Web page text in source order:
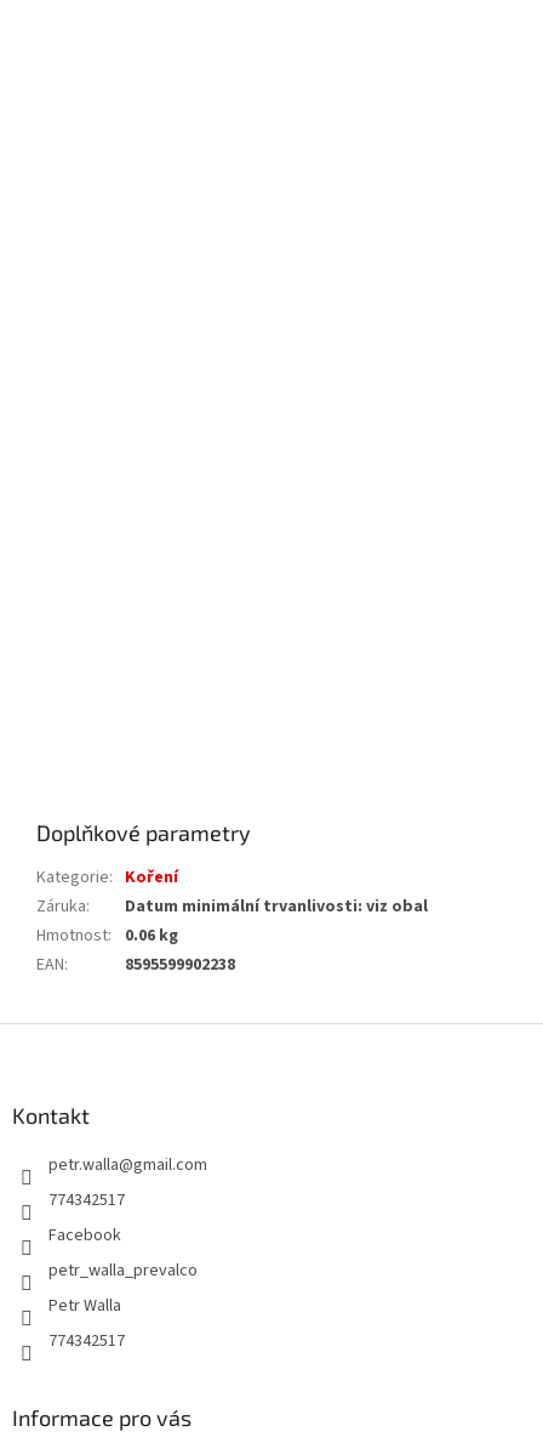
Doplňkové parametry
Kategorie: Koření
Záruka:
Datum minimální trvanlivosti: viz obal
Hmotnost:
0.06 kg
EAN: 8595599902238
Kontakt
petr.walla@gmail.com
774342517
Facebook
petr_walla_prevalco
Petr Walla
774342517
Informace pro vás